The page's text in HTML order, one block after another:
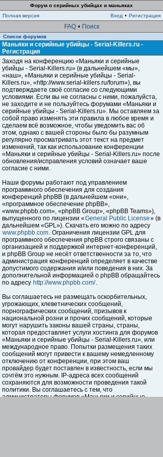
Форум о серийных убийцах и маньяках
Полная версия
Вход • Регистрация
FAQ • Поиск
Список форумов
Маньяки и серийные убийцы - Serial-Killers.ru -
Регистрация
Заходя на конференцию «Маньяки и серийные
убийцы - Serial-Killers.ru» (в дальнейшем «мы»,
«наш», «Маньяки и серийные убийцы - Serial-
Killers.ru», «http://www.serial-killers.ru/forum»), вы
подтверждаете своё согласие со следующими
условиями. Если вы не согласны с ними, пожалуйста,
не заходите и не пользуйтесь форумами «Маньяки и
серийные убийцы - Serial-Killers.ru». Мы оставляем за
собой право изменять эти правила в любое время и
сделаем всё возможное, чтобы уведомить вас об
этом, однако с вашей стороны было бы разумным
регулярно просматривать этот текст на предмет
изменений, так как использование конференции
«Маньяки и серийные убийцы - Serial-Killers.ru» после
обновления/исправления условий означает ваше
согласие с ними.
Наши форумы работают под управлением
программного обеспечения для создания
конференций phpBB (в дальнейшем «они»,
«программное обеспечение phpBB»,
«www.phpbb.com», «phpBB Group», «phpBB Teams»),
выпущенного по лицензии «General Public License» (в
дальнейшем «GPL»). Скачать его можно по адресу
www.phpbb.com. Ограничения лицензии GPL для
программного обеспечения phpBB строго связаны с
организацией и поддержкой интернет-конференций,
и phpBB Group не несёт ответственности за то, что
администрация конференций определяет в качестве
допустимого содержания и/или поведения в них. За
дополнительной информацией о phpBB обращайтесь
по адресу http://www.phpbb.com/.
Вы соглашаетесь не размещать оскорбительных,
угрожающих, клеветнических сообщений,
порнографических сообщений, призывов к
национальной розни и прочих сообщений, которые
могут нарушить законы вашей страны, страны,
которая предоставляет услуги хостинга для форумов
«Маньяки и серийные убийцы - Serial-Killers.ru», или
международное право. Попытки размещения таких
сообщений могут привести к вашему немедленному
отключению от конференции, при этом ваш
провайдер будет поставлен в известность, если мы
сочтём это нужным. IP-адреса всех сообщений
сохраняются для возможности проведения такой
политики. Вы соглашаетесь с тем, что
администраторы форумов «Маньяки и серийные